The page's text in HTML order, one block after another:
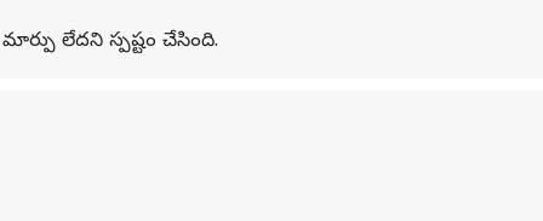
లేదని స్పష్టం చేసింది.